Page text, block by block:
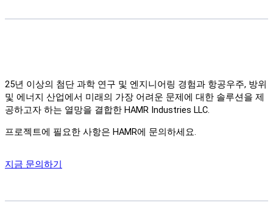
25년 이상의 첨단 과학 연구 및 엔지니어링 경험과 항공우주, 방위
및 에너지 산업에서 미래의 가장 어려운 문제에 대한 솔루션을 제
공하고자 하는 열망을 결합한 HAMR Industries LLC.
프로젝트에 필요한 사항은 HAMR에 문의하세요.
지금 문의하기